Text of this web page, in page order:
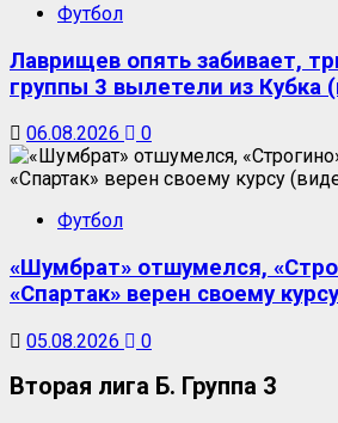
Футбол
Лаврищев опять забивает,
группы 3 вылетели из Кубка
06.08.2026 0
Футбол
«Шумбрат» отшумелся,
«Спартак» верен своему
05.08.2026 0
Вторая лига Б. Группа 3